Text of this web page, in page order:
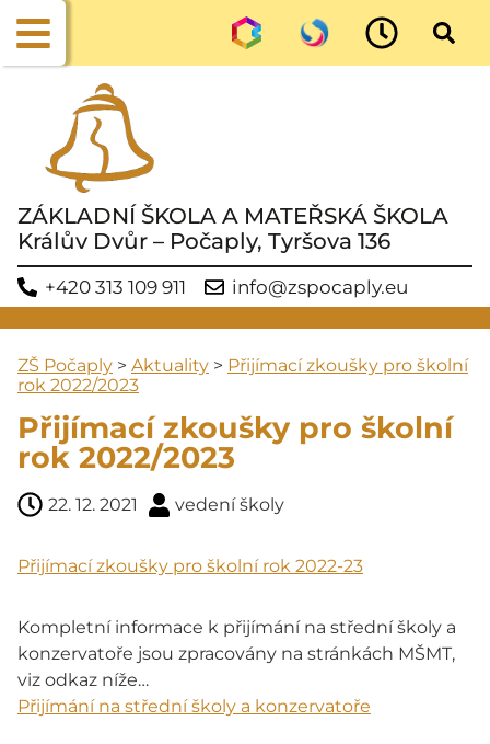
ZÁKLADNÍ ŠKOLA A MATEŘSKÁ ŠKOLA
Králův Dvůr – Počaply, Tyršova 136
+420 313 109 911 info@zspocaply.eu
ZŠ Počaply > Aktuality > Přijímací zkoušky pro školní
rok 2022/2023
Přijímací zkoušky pro školní
rok 2022/2023
22. 12. 2021 vedení školy
Přijímací zkoušky pro školní rok 2022-23
Kompletní informace k přijímání na střední školy a
konzervatoře jsou zpracovány na stránkách MŠMT,
viz odkaz níže…
Přijímání na střední školy a konzervatoře